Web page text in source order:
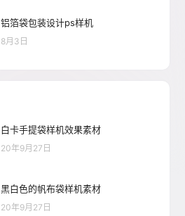
铝箔袋包装设计ps样机
8月3日
白卡手提袋样机效果素材
20年9月27日
黑白色的帆布袋样机素材
20年9月27日